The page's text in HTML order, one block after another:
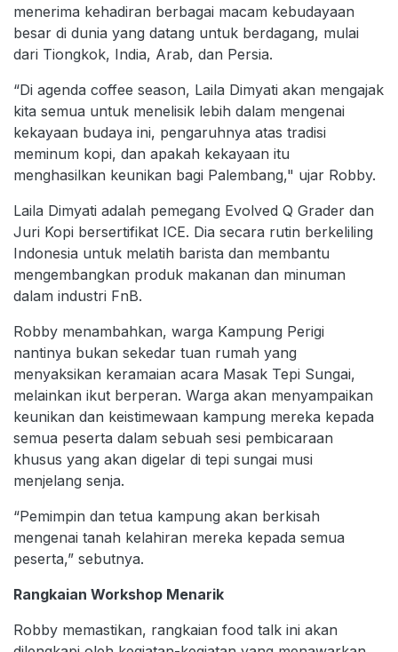
menerima kehadiran berbagai macam kebudayaan
besar di dunia yang datang untuk berdagang, mulai
dari Tiongkok, India, Arab, dan Persia.
“Di agenda coffee season, Laila Dimyati akan mengajak
kita semua untuk menelisik lebih dalam mengenai
kekayaan budaya ini, pengaruhnya atas tradisi
meminum kopi, dan apakah kekayaan itu
menghasilkan keunikan bagi Palembang," ujar Robby.
Laila Dimyati adalah pemegang Evolved Q Grader dan
Juri Kopi bersertifikat ICE. Dia secara rutin berkeliling
Indonesia untuk melatih barista dan membantu
mengembangkan produk makanan dan minuman
dalam industri FnB.
Robby menambahkan, warga Kampung Perigi
nantinya bukan sekedar tuan rumah yang
menyaksikan keramaian acara Masak Tepi Sungai,
melainkan ikut berperan. Warga akan menyampaikan
keunikan dan keistimewaan kampung mereka kepada
semua peserta dalam sebuah sesi pembicaraan
khusus yang akan digelar di tepi sungai musi
menjelang senja.
“Pemimpin dan tetua kampung akan berkisah
mengenai tanah kelahiran mereka kepada semua
peserta,” sebutnya.
Rangkaian Workshop Menarik
Robby memastikan, rangkaian food talk ini akan